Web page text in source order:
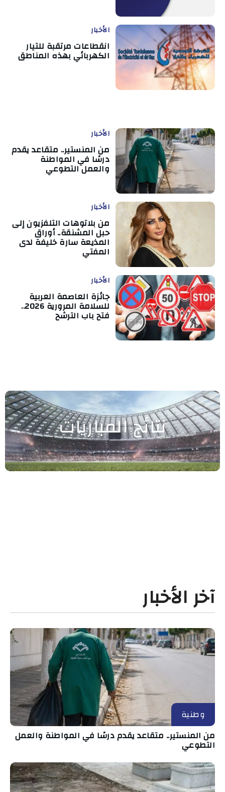
الأخبار
انقطاعات مرتقبة للتيار
الكهربائي بهذه المناطق
الأخبار
من المنستير.. متقاعد يقدم
درسًا في المواطنة
والعمل التطوعي
الأخبار
من بلاتوهات التلفزيون إلى
حبل المشنقة.. أوراق
المذيعة سارة خليفة لدى
المفتي
الأخبار
جائزة العاصمة العربية
للسلامة المرورية 2026..
فتح باب الترشح
نتائج المباريات
آخر الأخبار
وطنية
من المنستير.. متقاعد يقدم درسًا في المواطنة والعمل
التطوعي